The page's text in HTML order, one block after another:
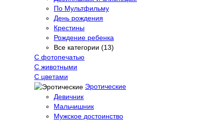
По Мультфильму
День рождения
Крестины
Рождение ребенка
Все категории (13)
С фотопечатью
C животными
С цветами
Эротические
Девичник
Мальчишник
Мужское достоинство